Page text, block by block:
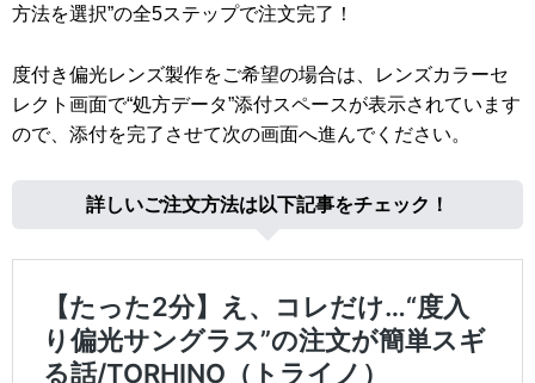
方法を選択”の全5ステップで注文完了！
度付き偏光レンズ製作をご希望の場合は、レンズカラーセ
レクト画面で“処方データ”添付スペースが表示されています
ので、添付を完了させて次の画面へ進んでください。
詳しいご注文方法は以下記事をチェック！